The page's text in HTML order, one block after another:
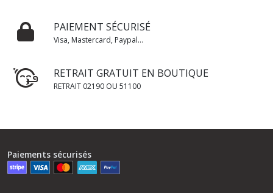
PAIEMENT SÉCURISÉ
Visa, Mastercard, Paypal...
RETRAIT GRATUIT EN BOUTIQUE
RETRAIT 02190 OU 51100
Paiements sécurisés